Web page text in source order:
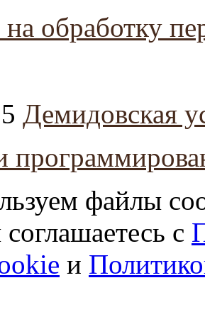
на обработку
Демидовская
файлы
с
и